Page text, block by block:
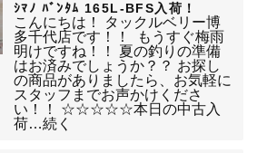
ｼﾏﾉ ﾊﾞﾝﾀﾑ 165L-BFS入荷！
こんにちは！ タックルベリー博
多千代店です！！ もうすぐ梅雨
明けですね！！ 夏の釣りの準備
はお済みでしょうか？？ お探し
の商品がありましたら、お気軽に
スタッフまでお声かけくださ
い！！ ☆☆☆☆☆本日の中古入
荷…続く